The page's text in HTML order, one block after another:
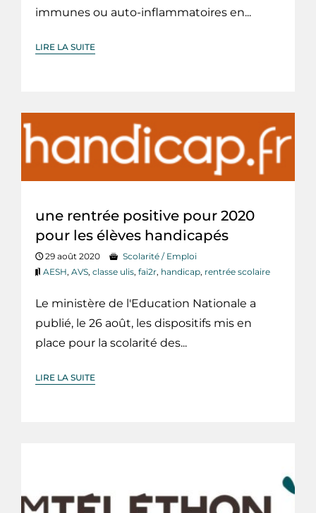
immunes ou auto-inflammatoires en...
LIRE LA SUITE
une rentrée positive pour 2020
pour les élèves handicapés
29 août 2020
Scolarité / Emploi
AESH, AVS, classe ulis, fai2r, handicap, rentrée scolaire
Le ministère de l'Education Nationale a
publié, le 26 août, les dispositifs mis en
place pour la scolarité des...
LIRE LA SUITE